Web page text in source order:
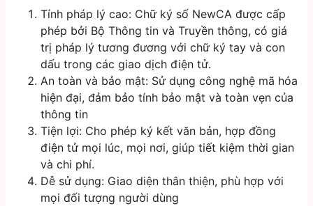
Tính pháp lý cao: Chữ ký số NewCA được cấp
phép bởi Bộ Thông tin và Truyền thông, có giá
trị pháp lý tương đương với chữ ký tay và con
dấu trong các giao dịch điện tử.
An toàn và bảo mật: Sử dụng công nghệ mã hóa
hiện đại, đảm bảo tính bảo mật và toàn vẹn của
thông tin
Tiện lợi: Cho phép ký kết văn bản, hợp đồng
điện tử mọi lúc, mọi nơi, giúp tiết kiệm thời gian
và chi phí.
Dễ sử dụng: Giao diện thân thiện, phù hợp với
mọi đối tượng người dùng